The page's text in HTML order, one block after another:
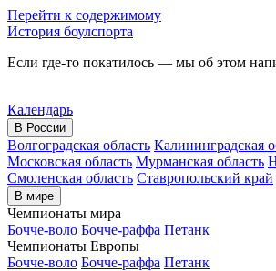
Перейти к содержимому
История боулспорта
Если где-то покатилось — мы об этом
Календарь
В России
Волгоградская область Калининградская
Московская область Мурманская область
Смоленская область Ставропольский край
В мире
Чемпионаты мира
Бочче-воло Бочче-раффа Петанк
Чемпионаты Европы
Бочче-воло Бочче-раффа Петанк